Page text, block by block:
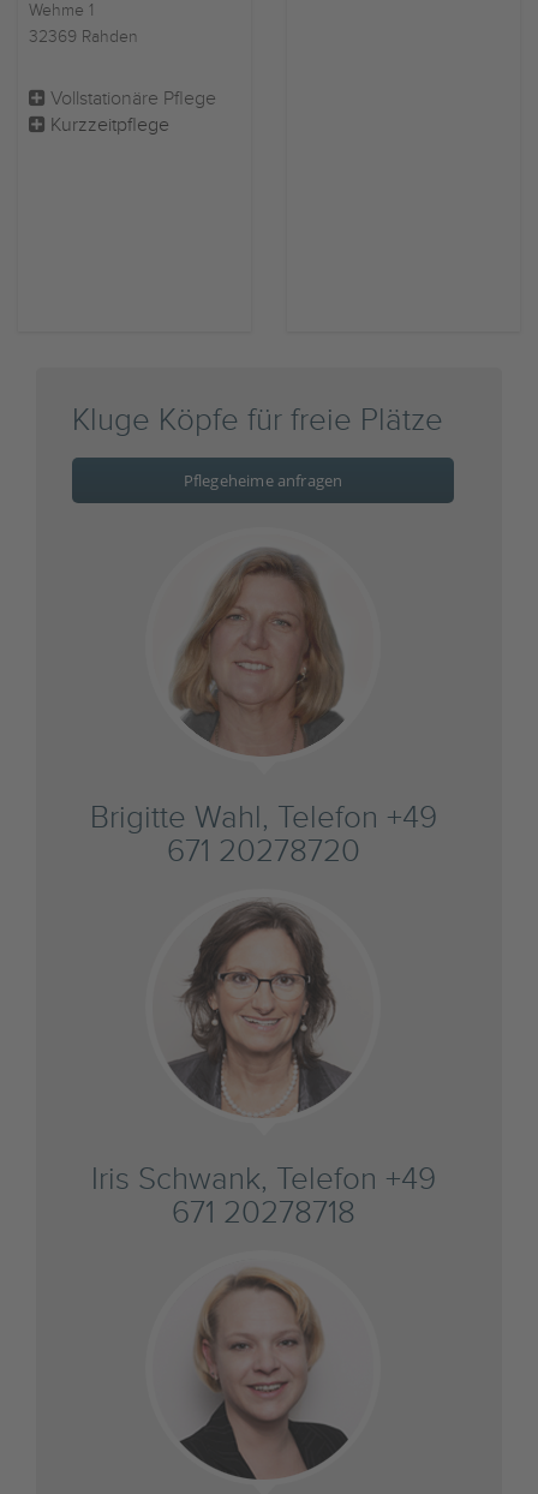
Wehme 1
32369 Rahden
Vollstationäre Pflege
Kurzzeitpflege
Kluge Köpfe für freie Plätze
Pflegeheime anfragen
Brigitte Wahl, Telefon +49
671 20278720
Iris Schwank, Telefon +49
671 20278718